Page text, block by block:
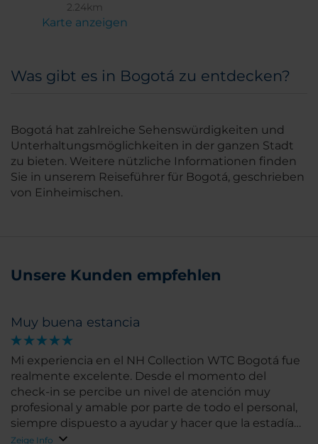
2.24km
Karte anzeigen
Was gibt es in Bogotá zu entdecken?
Bogotá hat zahlreiche Sehenswürdigkeiten und
Unterhaltungsmöglichkeiten in der ganzen Stadt
zu bieten. Weitere nützliche Informationen finden
Sie in unserem Reiseführer für Bogotá, geschrieben
von Einheimischen.
Unsere Kunden empfehlen
Muy buena estancia
Mi experiencia en el NH Collection WTC Bogotá fue
realmente excelente. Desde el momento del
check-in se percibe un nivel de atención muy
profesional y amable por parte de todo el personal,
siempre dispuesto a ayudar y hacer que la estadía
sea cómoda y agradable. Las habitaciones destacan
Zeige Info